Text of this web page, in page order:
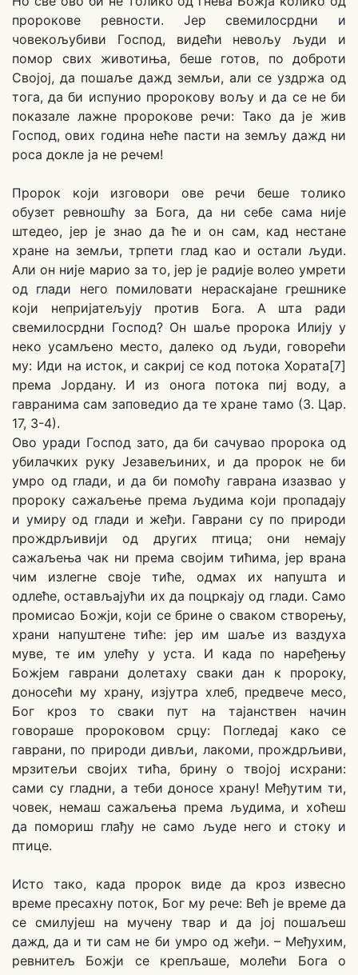
пророкове ревности. Јер свемилосрдни и
човекољубиви Господ, видећи невољу људи и
помор свих животиња, беше готов, по доброти
Својој, да пошаље дажд земљи, али се уздржа од
тога, да би испунио пророкову вољу и да се не би
показале лажне пророкове речи: Тако да је жив
Господ, ових година неће пасти на земљу дажд ни
роса докле ја не речем!
Пророк који изговори ове речи беше толико
обузет ревношћу за Бога, да ни себе сама није
штедео, јер је знао да ће и он сам, кад нестане
хране на земљи, трпети глад као и остали људи.
Али он није марио за то, јер је радије волео умрети
од глади него помиловати нераскајане грешнике
који непријатељују против Бога. А шта ради
свемилосрдни Господ? Он шаље пророка Илију у
неко усамљено место, далеко од људи, говорећи
му: Иди на исток, и сакриј се код потока Хората[7]
према Јордану. И из онога потока пиј воду, а
гавранима сам заповедио да те хране тамо (3. Цар.
17, 3-4).
Ово уради Господ зато, да би сачувао пророка од
убилачких руку Језавељиних, и да пророк не би
умро од глади, и да би помоћу гаврана изазвао у
пророку сажаљење према људима који пропадају
и умиру од глади и жеђи. Гаврани су по природи
прождрљивији од других птица; они немају
сажаљења чак ни према својим тићима, јер врана
чим излегне своје тиће, одмах их напушта и
одлеће, остављајући их да поцркају од глади. Само
промисао Божји, који се брине о сваком створењу,
храни напуштене тиће: јер им шаље из ваздуха
муве, те им улећу у уста. И када по наређењу
Божјем гаврани долетаху сваки дан к пророку,
доносећи му храну, изјутра хлеб, предвече месо,
Бог кроз то сваки пут на тајанствен начин
говораше пророковом срцу: Погледај како се
гаврани, по природи дивљи, лакоми, прождрљиви,
мрзитељи својих тића, брину о твојој исхрани:
сами су гладни, а теби доносе храну! Међутим ти,
човек, немаш сажаљења према људима, и хоћеш
да помориш глађу не само људе него и стоку и
птице.
Исто тако, када пророк виде да кроз извесно
време пресахну поток, Бог му рече: Већ је време да
се смилујеш на мучену твар и да јој пошаљеш
дажд, да и ти сам не би умро од жеђи. – Међухим,
ревнитељ Божји се крепљаше, молећи Бога о